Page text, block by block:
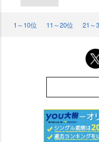
1～10位 11～20位 21～